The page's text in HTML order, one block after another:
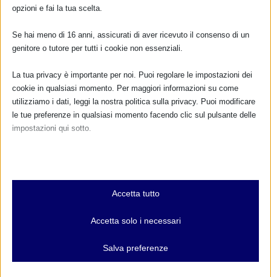
Corso Base Allattamento MIPA – Brescia
23 Novembre 2019
opzioni e fai la tua scelta.
Se hai meno di 16 anni, assicurati di aver ricevuto il consenso di un
genitore o tutore per tutti i cookie non essenziali.
La tua privacy è importante per noi. Puoi regolare le impostazioni dei
cookie in qualsiasi momento. Per maggiori informazioni su come
utilizziamo i dati, leggi la nostra politica sulla privacy. Puoi modificare
le tue preferenze in qualsiasi momento facendo clic sul pulsante delle
impostazioni qui sotto.
Essenziali
I cookie e i servizi essenziali abilitano le funzioni di base e sono
e servizi non richiedono il consenso dell'utente secondo il GDPR.
Analitici
Accetta tutto
Accetta solo i necessari
Salva preferenze